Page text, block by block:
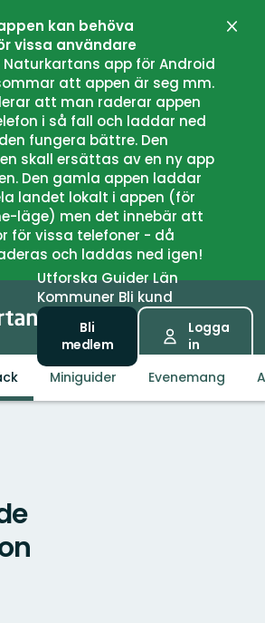
kan behöva
vissa användare
app för Android
att appen är seg mm.
att man raderar appen
i så fall och laddar ned
fungera bättre. Den
skall ersättas av en ny app
Den gamla appen laddar
landet lokalt i appen (för
läge) men det innebär att
för vissa telefoner - då
och laddas ned igen!
UtforskaGuiderLän
Kommuner Bli kund
Bli
medlem
Logga
in
Miniguider Evenemang